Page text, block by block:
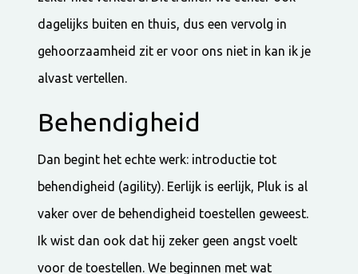
dagelijks buiten en thuis, dus een vervolg in
gehoorzaamheid zit er voor ons niet in kan ik je
alvast vertellen.
Behendigheid
Dan begint het echte werk: introductie tot
behendigheid (agility). Eerlijk is eerlijk, Pluk is al
vaker over de behendigheid toestellen geweest.
Ik wist dan ook dat hij zeker geen angst voelt
voor de toestellen. We beginnen met wat